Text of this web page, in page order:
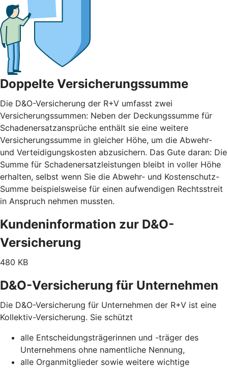
Doppelte Versicherungssumme
Die D&O-Versicherung der R+V umfasst zwei
Versicherungssummen: Neben der Deckungssumme für
Schadenersatzansprüche enthält sie eine weitere
Versicherungssumme in gleicher Höhe, um die Abwehr-
und Verteidigungskosten abzusichern. Das Gute daran: Die
Summe für Schadenersatzleistungen bleibt in voller Höhe
erhalten, selbst wenn Sie die Abwehr- und Kostenschutz-
Summe beispielsweise für einen aufwendigen Rechtsstreit
in Anspruch nehmen mussten.
Kundeninformation zur D&O-
Versicherung
480 KB
D&O-Versicherung für Unternehmen
Die D&O-Versicherung für Unternehmen der R+V ist eine
Kollektiv-Versicherung. Sie schützt
alle Entscheidungsträgerinnen und -träger des
Unternehmens ohne namentliche Nennung,
alle Organmitglieder sowie weitere wichtige